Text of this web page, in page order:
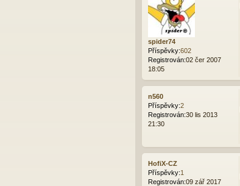
spider74
Příspěvky:602
Registrován:02 čer 2007
18:05
n560
Příspěvky:2
Registrován:30 lis 2013
21:30
HofiX-CZ
Příspěvky:1
Registrován:09 zář 2017